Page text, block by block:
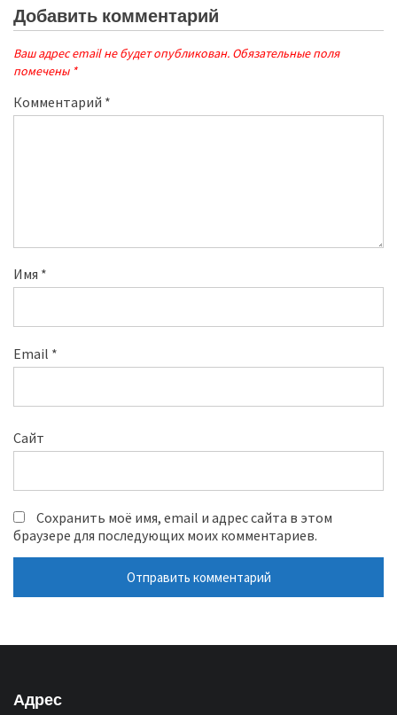
Добавить комментарий
Ваш адрес email не будет опубликован. Обязательные поля
помечены *
Комментарий *
Имя *
Email *
Сайт
Сохранить моё имя, email и адрес сайта в этом
браузере для последующих моих комментариев.
Адрес